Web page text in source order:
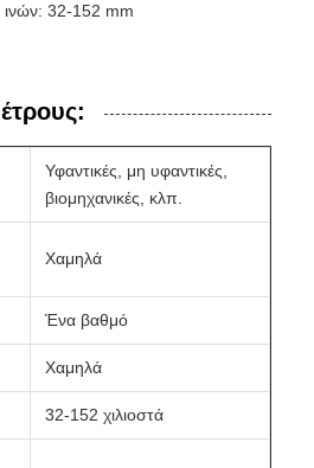
32-152 mm
Υφαντικές, μη υφαντικές,
βιομηχανικές, κλπ.
Χαμηλά
Ένα βαθμό
Χαμηλά
32-152 χιλιοστά